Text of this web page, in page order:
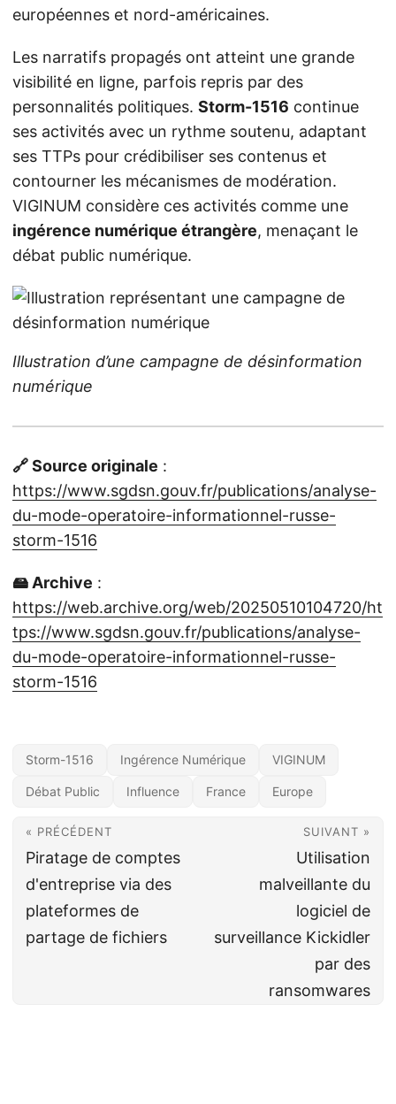
européennes et nord-américaines.
Les narratifs propagés ont atteint une grande
visibilité en ligne, parfois repris par des
personnalités politiques. Storm-1516 continue
ses activités avec un rythme soutenu, adaptant
ses TTPs pour crédibiliser ses contenus et
contourner les mécanismes de modération.
VIGINUM considère ces activités comme une
ingérence numérique étrangère, menaçant le
débat public numérique.
Illustration d’une campagne de désinformation
numérique
🔗 Source originale :
https://www.sgdsn.gouv.fr/publications/analyse-
du-mode-operatoire-informationnel-russe-
storm-1516
🖴 Archive :
https://web.archive.org/web/20250510104720/ht
tps://www.sgdsn.gouv.fr/publications/analyse-
du-mode-operatoire-informationnel-russe-
storm-1516
Storm-1516 Ingérence Numérique VIGINUM
Débat Public Influence France Europe
« PRÉCÉDENT
Piratage de comptes
d'entreprise via des
plateformes de
partage de fichiers
SUIVANT »
Utilisation
malveillante du
logiciel de
surveillance Kickidler
par des
ransomwares